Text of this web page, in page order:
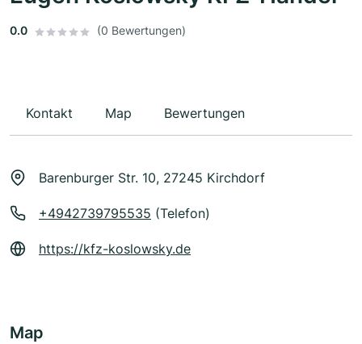
0.0 (0 Bewertungen)
Kontakt Map Bewertungen
Barenburger Str. 10, 27245 Kirchdorf
+4942739795535 (Telefon)
https://kfz-koslowsky.de
Map